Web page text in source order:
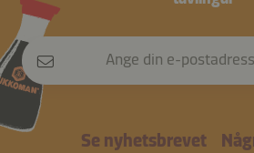
Ange din e-postadress
Se nyhetsbrevet